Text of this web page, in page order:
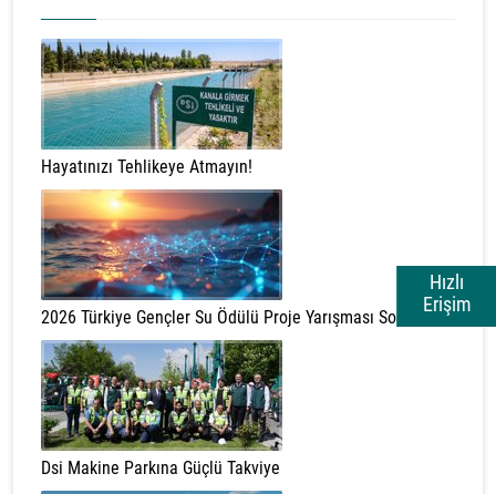
Hızlı
Erişim
Hayatınızı Tehlikeye Atmayın!
2026 Türkiye Gençler Su Ödülü Proje Yarışması Sonuçları
Dsi Makine Parkına Güçlü Takviye